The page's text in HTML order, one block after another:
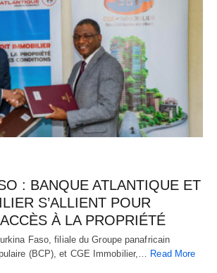
: BANQUE ATLANTIQUE ET
S’ALLIENT POUR
À LA PROPRIÉTÉ
Faso, filiale du Groupe panafricain
(BCP), et CGE Immobilier,…
Read More